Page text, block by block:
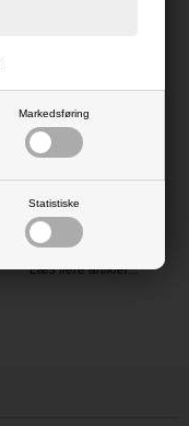
Markedsføring
Statistiske
Læs flere artikler...